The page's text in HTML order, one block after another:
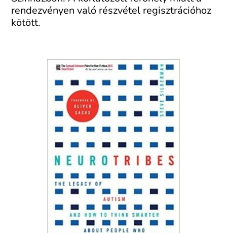
rendezvényen való részvétel regisztrációhoz
kötött.